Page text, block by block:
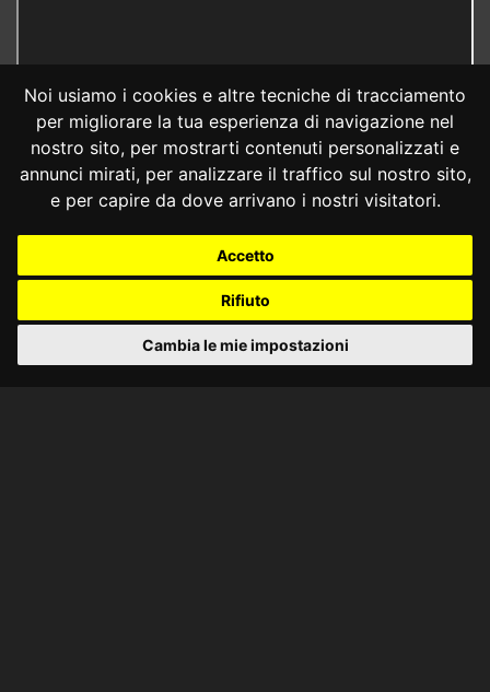
Noi usiamo i cookies e altre tecniche di tracciamento
per migliorare la tua esperienza di navigazione nel
nostro sito, per mostrarti contenuti personalizzati e
annunci mirati, per analizzare il traffico sul nostro sito,
e per capire da dove arrivano i nostri visitatori.
Accetto
Rifiuto
Cambia le mie impostazioni